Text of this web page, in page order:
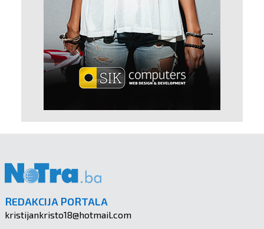
REDAKCIJA PORTALA
kristijankristo18@hotmail.com